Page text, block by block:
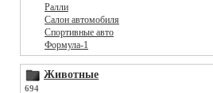
Ралли
Салон автомобиля
Спортивные авто
Формула-1
Животные
694